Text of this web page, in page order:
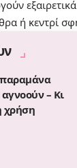
ή κεντρί
– Κι
χρήση